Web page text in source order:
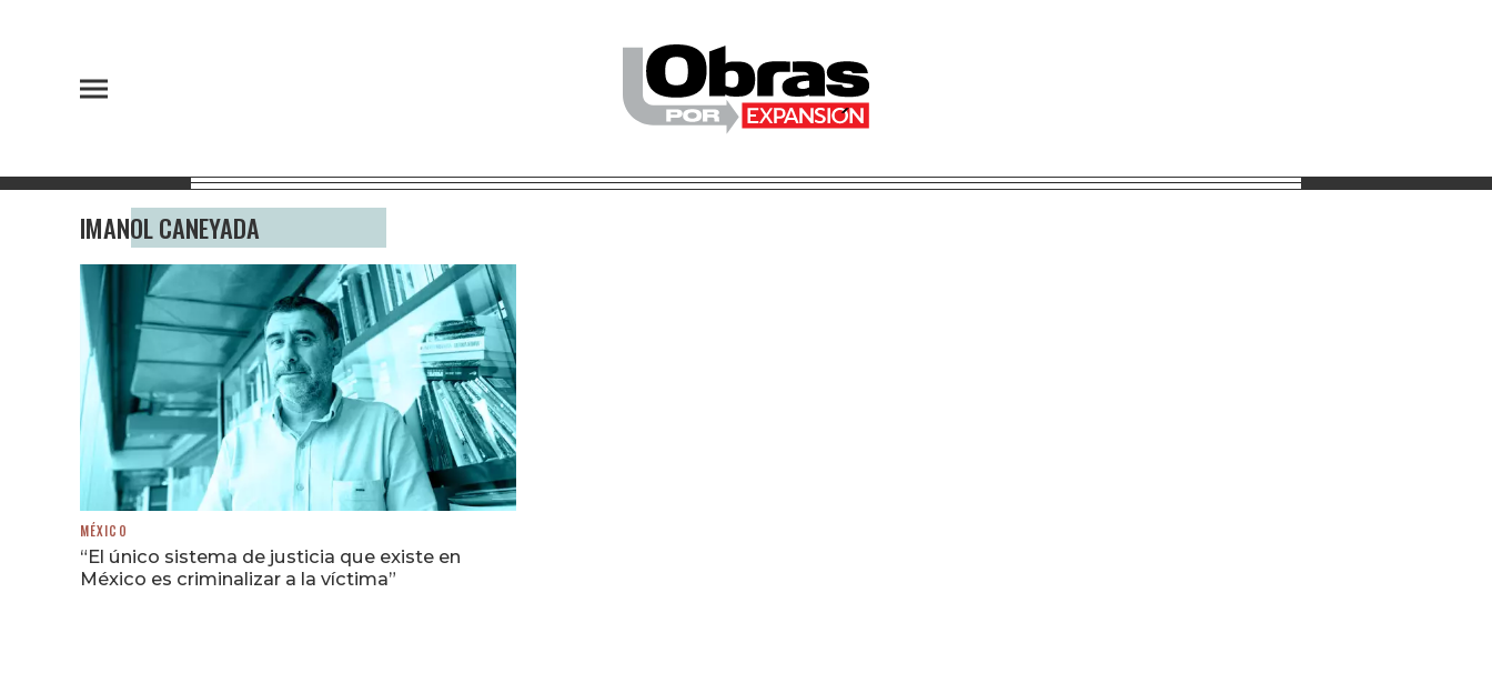
IMANOL CANEYADA
MÉXICO
“El único sistema de justicia que existe en
México es criminalizar a la víctima”